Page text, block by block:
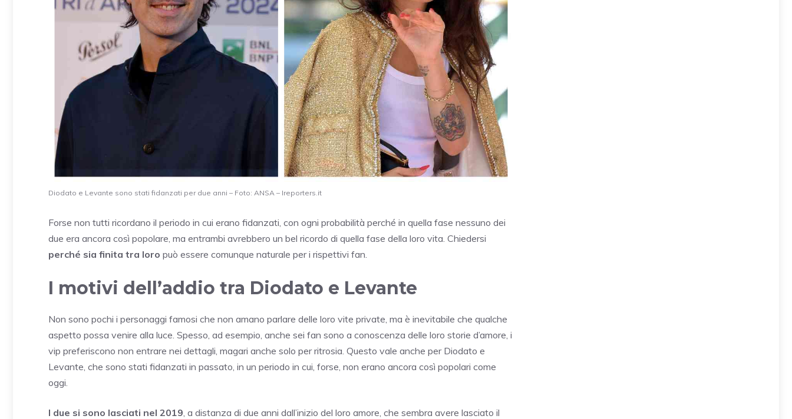
Diodato e Levante sono stati fidanzati per due anni – Foto: ANSA – Ireporters.it
Forse non tutti ricordano il periodo in cui erano fidanzati, con ogni probabilità perché in quella fase nessuno dei
due era ancora così popolare, ma entrambi avrebbero un bel ricordo di quella fase della loro vita. Chiedersi
perché sia finita tra loro può essere comunque naturale per i rispettivi fan.
I motivi dell’addio tra Diodato e Levante
Non sono pochi i personaggi famosi che non amano parlare delle loro vite private, ma è inevitabile che qualche
aspetto possa venire alla luce. Spesso, ad esempio, anche sei fan sono a conoscenza delle loro storie d’amore, i
vip preferiscono non entrare nei dettagli, magari anche solo per ritrosia. Questo vale anche per Diodato e
Levante, che sono stati fidanzati in passato, in un periodo in cui, forse, non erano ancora così popolari come
oggi.
I due si sono lasciati nel 2019 , a distanza di due anni dall’inizio del loro amore, che sembra avere lasciato il